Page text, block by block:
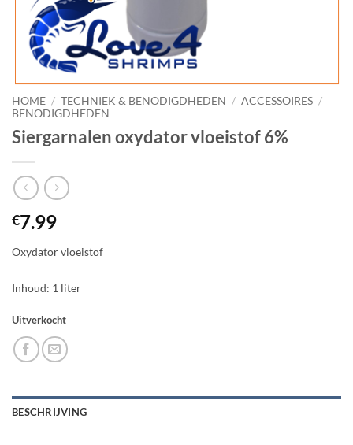
HOME / TECHNIEK & BENODIGDHEDEN / ACCESSOIRES /
BENODIGDHEDEN
Siergarnalen oxydator vloeistof 6%
€7.99
Oxydator vloeistof
Inhoud: 1 liter
Uitverkocht
BESCHRIJVING